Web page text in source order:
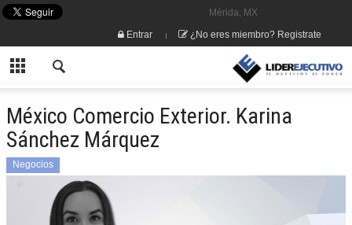
Mérida, MX
Entrar
¿No eres miembro? Registrate
México Comercio Exterior. Karina
Sánchez Márquez
Negocios